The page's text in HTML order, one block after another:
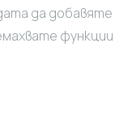
да добавяте
функции